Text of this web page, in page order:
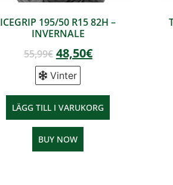
ICEGRIP 195/50 R15 82H –
INVERNALE
55,99€ 48,50€
Vinter
LÄGG TILL I VARUKORG
BUY NOW